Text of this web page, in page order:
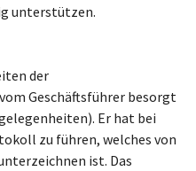
unterstützen.
der
Geschäftsführer besorgt
Er hat bei
zu führen, welches von
ist. Das